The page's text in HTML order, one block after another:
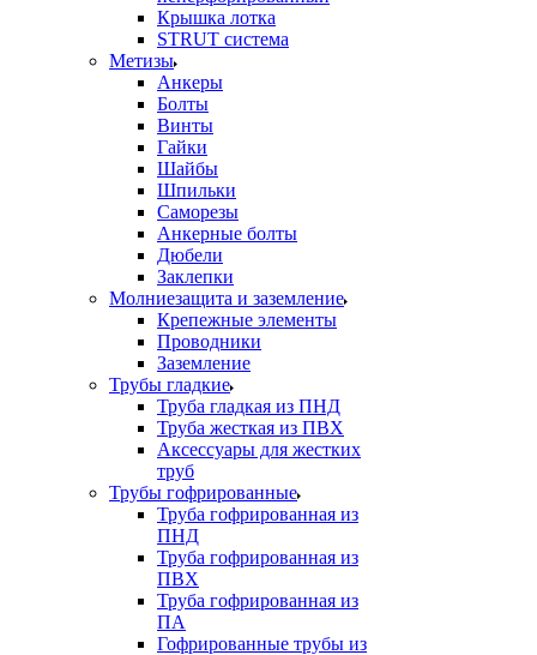
Крышка лотка
STRUT система
Метизы
Анкеры
Болты
Винты
Гайки
Шайбы
Шпильки
Саморезы
Анкерные болты
Дюбели
Заклепки
Молниезащита и заземление
Крепежные элементы
Проводники
Заземление
Трубы гладкие
Труба гладкая из ПНД
Труба жесткая из ПВХ
Аксессуары для жестких
труб
Трубы гофрированные
Труба гофрированная из
ПНД
Труба гофрированная из
ПВХ
Труба гофрированная из
ПА
Гофрированные трубы из